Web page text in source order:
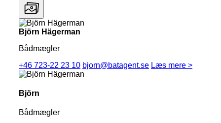
Björn Hägerman
Bådmægler
+46 723-22 23 10 bjorn@batagent.se Læs mere >
Björn
Bådmægler